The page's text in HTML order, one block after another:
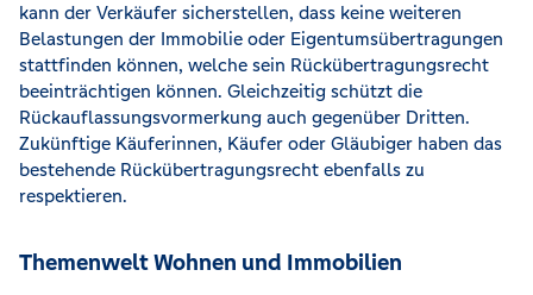
kann der Verkäufer sicherstellen, dass keine weiteren
Belastungen der Immobilie oder Eigentumsübertragungen
stattfinden können, welche sein Rückübertragungsrecht
beeinträchtigen können. Gleichzeitig schützt die
Rückauflassungsvormerkung auch gegenüber Dritten.
Zukünftige Käuferinnen, Käufer oder Gläubiger haben das
bestehende Rückübertragungsrecht ebenfalls zu
respektieren.
Themenwelt Wohnen und Immobilien